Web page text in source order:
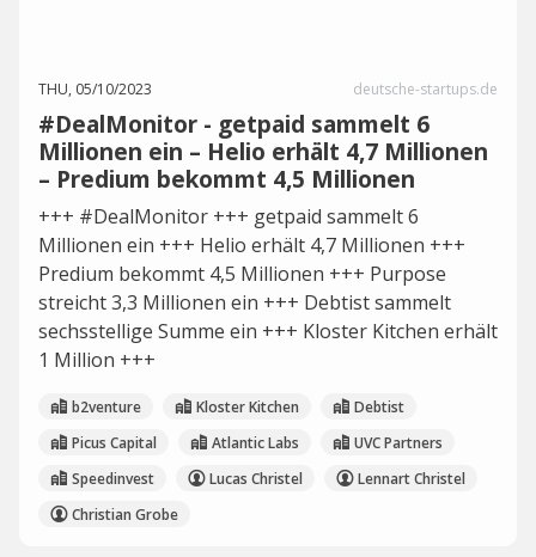
THU, 05/10/2023 deutsche-startups.de
#DealMonitor - getpaid sammelt 6
Millionen ein – Helio erhält 4,7 Millionen
– Predium bekommt 4,5 Millionen
+++ #DealMonitor +++ getpaid sammelt 6
Millionen ein +++ Helio erhält 4,7 Millionen +++
Predium bekommt 4,5 Millionen +++ Purpose
streicht 3,3 Millionen ein +++ Debtist sammelt
sechsstellige Summe ein +++ Kloster Kitchen erhält
1 Million +++
b2venture Kloster Kitchen
Debtist
Picus Capital
Atlantic Labs
UVC Partners
Speedinvest
Lucas Christel
Lennart Christel
Christian Grobe